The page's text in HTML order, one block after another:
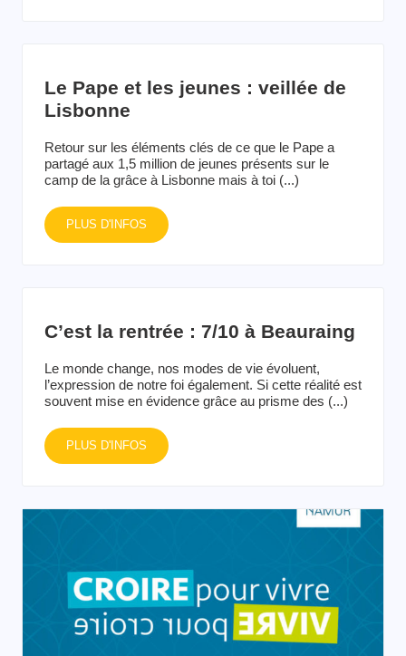
Le Pape et les jeunes : veillée de
Lisbonne
Retour sur les éléments clés de ce que le Pape a
partagé aux 1,5 million de jeunes présents sur le
camp de la grâce à Lisbonne mais à toi (...)
PLUS D'INFOS
C’est la rentrée : 7/10 à Beauraing
Le monde change, nos modes de vie évoluent,
l’expression de notre foi également. Si cette réalité est
souvent mise en évidence grâce au prisme des (...)
PLUS D'INFOS